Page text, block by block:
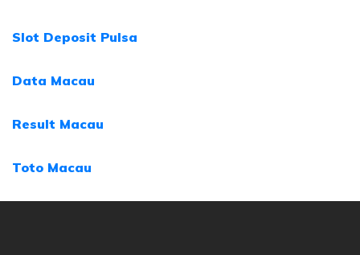
Slot Deposit Pulsa
Data Macau
Result Macau
Toto Macau